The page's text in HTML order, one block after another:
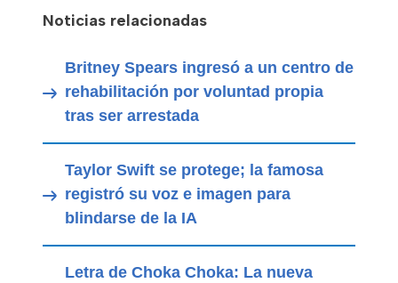
Noticias relacionadas
Britney Spears ingresó a un centro de
rehabilitación por voluntad propia
tras ser arrestada
Taylor Swift se protege; la famosa
registró su voz e imagen para
blindarse de la IA
Letra de Choka Choka: La nueva